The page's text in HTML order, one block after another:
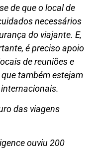
de que o local de
necessários
do viajante. E,
é preciso apoio
de reuniões e
também estejam
das viagens
ouviu 200